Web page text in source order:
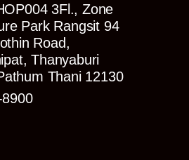
3Fl., Zone
Park Rangsit 94
Road,
Thanyaburi
Thani 12130